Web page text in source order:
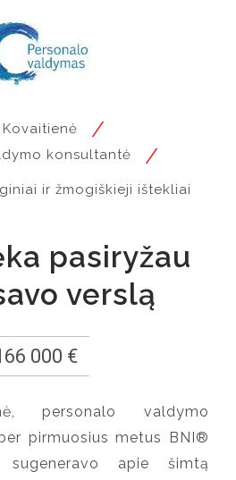
/
konsultantė /
ir žmogiškieji ištekliai
pasiryžau
verslą
000 €
personalo valdymo
pirmuosius metus BNI®
apie šimtą